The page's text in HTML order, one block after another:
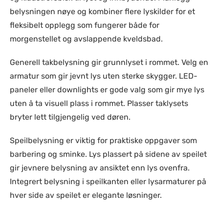
belysningen nøye og kombiner flere lyskilder for et
fleksibelt opplegg som fungerer både for
morgenstellet og avslappende kveldsbad.
Generell takbelysning gir grunnlyset i rommet. Velg en
armatur som gir jevnt lys uten sterke skygger. LED-
paneler eller downlights er gode valg som gir mye lys
uten å ta visuell plass i rommet. Plasser taklysets
bryter lett tilgjengelig ved døren.
Speilbelysning er viktig for praktiske oppgaver som
barbering og sminke. Lys plassert på sidene av speilet
gir jevnere belysning av ansiktet enn lys ovenfra.
Integrert belysning i speilkanten eller lysarmaturer på
hver side av speilet er elegante løsninger.